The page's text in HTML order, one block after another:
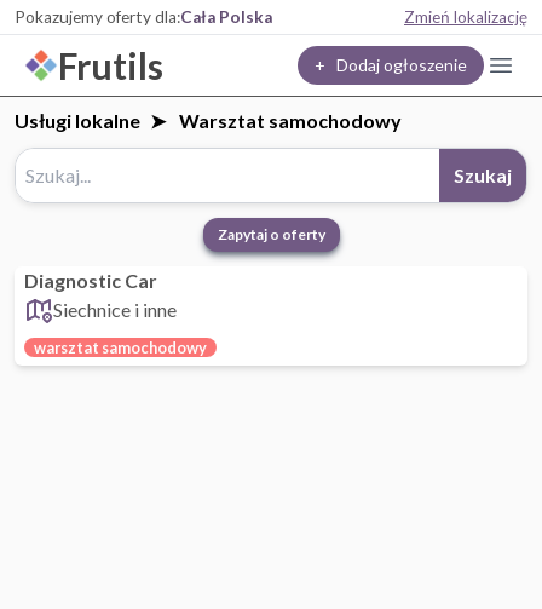
Pokazujemy oferty dla:Cała Polska Zmień lokalizację
Frutils + Dodaj ogłoszenie
Usługi lokalne Warsztat samochodowy
Szukaj
Zapytaj o oferty
Diagnostic Car
Siechnice i inne
warsztat samochodowy